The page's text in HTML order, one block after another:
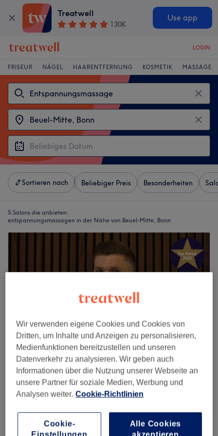
Treatwell
130K
Use app
LOGIN
FRISEUR NÄGEL HAARENTFERNUNG KOSMETIK MASSAGE
Sortieren nach Beliebiger Preis Besonderheiten
5 Salons die anbieten:
entspannungsmassagen in der Nähe von Beuel-Mitte, Bonn
Gladiolus Kosmetik
5,0
166 Bewertungen
Beuel-Mitte, Bonn
Auf Karte anzeigen
20 Min. - 45 Min.
ab 30 €
Schnellansicht Saloninfos
Wir verwenden eigene Cookies und Cookies von
Dritten, um Inhalte und Anzeigen zu personalisieren,
Medienfunktionen bereitzustellen und unseren
Datenverkehr zu analysieren. Wir geben auch
Informationen über die Nutzung unserer Webseite an
unsere Partner für soziale Medien, Werbung und
Analysen weiter. Cookie-Richtlinien
Cookie-
Einstellungen
Alle Cookies
akzeptieren